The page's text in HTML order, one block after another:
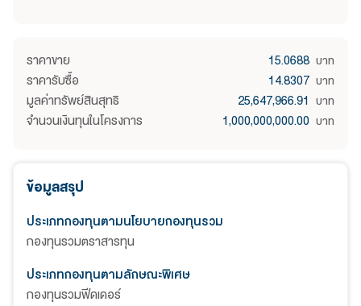
ราคาขาย 15.0688 บาท
ราคารับซื้อ 14.8307 บาท
มูลค่าทรัพย์สินสุทธิ 25,647,966.91 บาท
จำนวนเงินทุนในโครงการ 1,000,000,000.00 บาท
ข้อมูลสรุป
ประเภทกองทุนตามนโยบายกองทุนรวม
กองทุนรวมตราสารทุน
ประเภทกองทุนตามลักษณะพิเศษ
กองทุนรวมฟีดเดอร์